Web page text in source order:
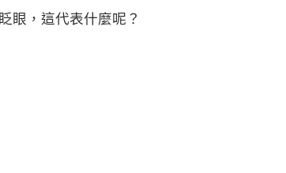
眼，這代表什麼呢？